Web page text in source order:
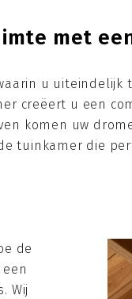
met
u
creëert u een
komen uw
tuinkamer die
de
Wij